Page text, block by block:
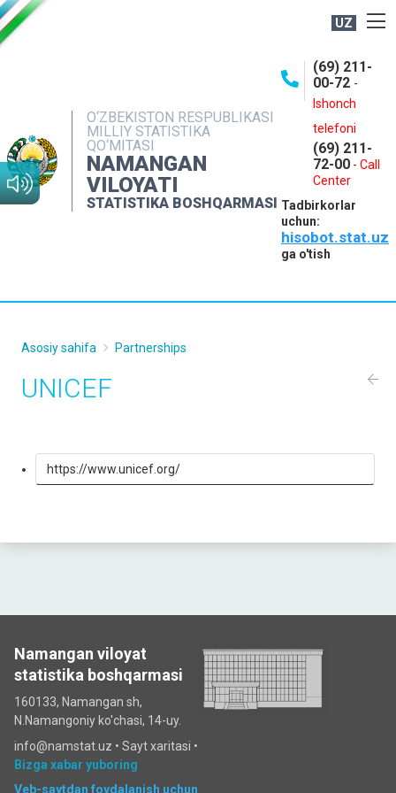
UZ
O‘ZBEKISTON RESPUBLIKASI
MILLIY STATISTIKA
QO‘MITASI
NAMANGAN
VILOYATI
STATISTIKA BOSHQARMASI
(69) 211-
00-72 -
Ishonch
telefoni
(69) 211-
72-00 - Call
Center
Tadbirkorlar
uchun:
hisobot.stat.uz
ga o'tish
NASHRLAR
INTERAKTIV XIZMATLAR
MATBUOT XIZMATI
MUROJAATLAR
Asosiy sahifa Partnerships
UNICEF
https://www.unicef.org/
Namangan viloyat
statistika boshqarmasi
160133, Namangan sh,
N.Namangoniy ko'chasi, 14-uy.
info@namstat.uz • Sayt xaritasi •
Bizga xabar yuboring
Veb-saytdan foydalanish uchun